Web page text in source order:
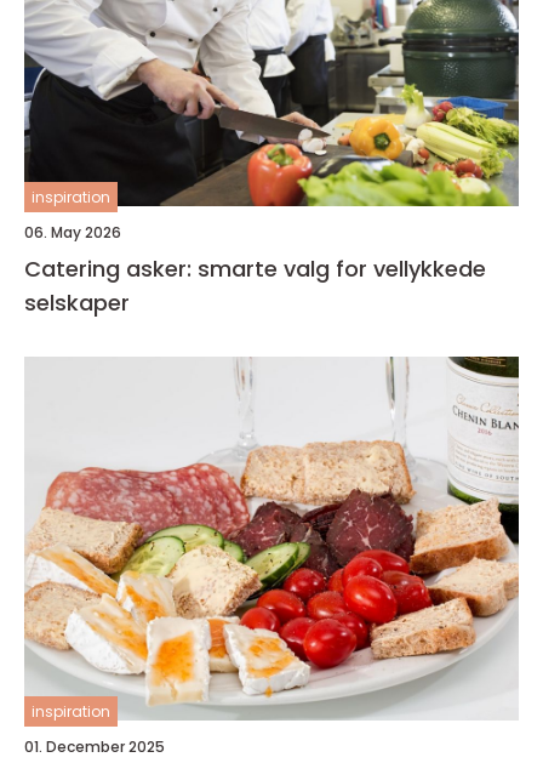
inspiration
06. May 2026
Catering asker: smarte valg for vellykkede
selskaper
inspiration
01. December 2025